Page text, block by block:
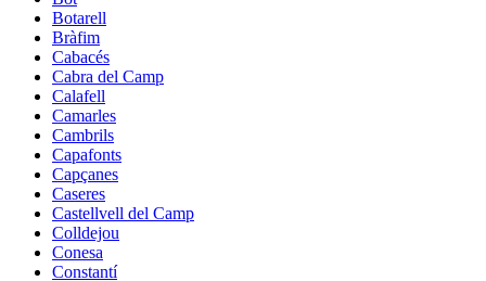
Botarell
Bràfim
Cabacés
Cabra del Camp
Calafell
Camarles
Cambrils
Capafonts
Capçanes
Caseres
Castellvell del Camp
Colldejou
Conesa
Constantí